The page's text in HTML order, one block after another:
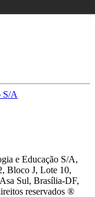
S/A
e Educação S/A,
Bloco J, Lote 10,
Sul, Brasília-DF,
reservados ®